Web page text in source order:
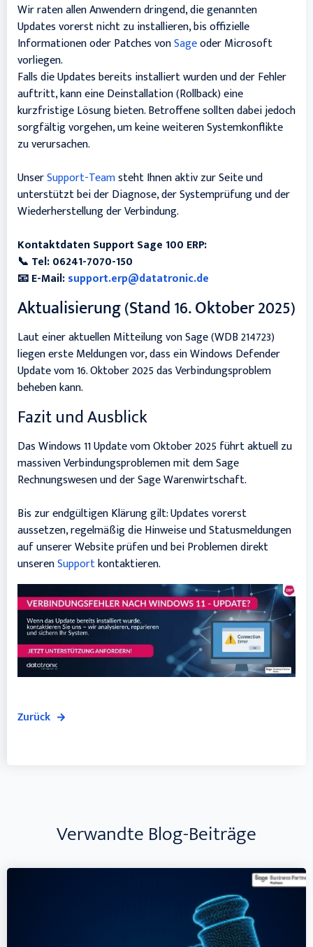
Wir raten allen Anwendern dringend, die genannten
Updates vorerst nicht zu installieren, bis offizielle
Informationen oder Patches vonSageoder Microsoft
vorliegen.
Falls die Updates bereits installiert wurden und der Fehler
auftritt, kann eine Deinstallation (Rollback) eine
kurzfristige Lösung bieten. Betroffene sollten dabei jedoch
sorgfältig vorgehen, um keine weiteren Systemkonflikte
zu verursachen.
UnserSupport-Teamsteht Ihnen aktiv zur Seite und
unterstützt bei der Diagnose, der Systemprüfung und der
Wiederherstellung der Verbindung.
Kontaktdaten Support Sage 100 ERP:
📞 Tel: 06241-7070-150
📧 E-Mail:support.erp@datatronic.de
Aktualisierung (Stand 16. Oktober 2025)
Laut einer aktuellen Mitteilung von Sage (WDB 214723)
liegen erste Meldungen vor, dass ein Windows Defender
Update vom 16. Oktober 2025 das Verbindungsproblem
beheben kann.
Fazit und Ausblick
Das Windows 11 Update vom Oktober 2025 führt aktuell zu
massiven Verbindungsproblemen mit dem Sage
Rechnungswesen und der Sage Warenwirtschaft.
Bis zur endgültigen Klärung gilt: Updates vorerst
aussetzen, regelmäßig die Hinweise und Statusmeldungen
auf unserer Website prüfen und bei Problemen direkt
unserenSupportkontaktieren.
Zurück
Verwandte Blog-Beiträge